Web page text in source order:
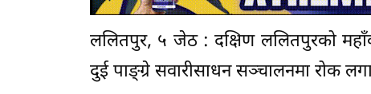
ललितपुर, ५ जेठ : दक्षिण ललितपुरको
दुई पाङ्ग्रे सवारीसाधन सञ्चालनमा रोक